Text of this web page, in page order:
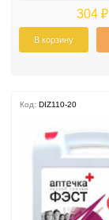
304 ₽
В корзину
Код: DIZ110-20